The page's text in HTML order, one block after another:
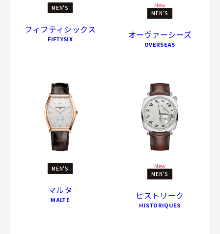
MEN'S
フィフティシックス
FIFTYSIX
New
MEN'S
オーヴァーシーズ
OVERSEAS
MEN'S
マルタ
MALTE
New
MEN'S
ヒストリーク
HISTORIQUES